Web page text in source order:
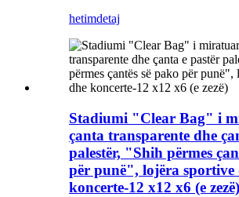
hetimdetaj
Stadiumi "Clear Bag" i
çanta transparente dhe
palestër, "Shih përmes
për punë", lojëra sportive
koncerte-12 x12 x6 (e zezë)